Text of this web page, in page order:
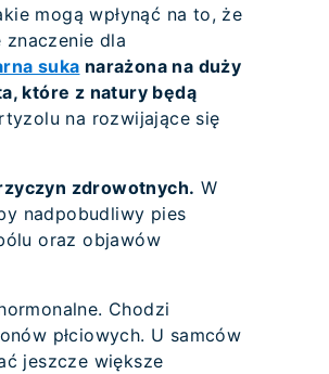
mogą wpłynąć na to, że
dla
suka narażona na duży
które z natury będą
na rozwijające się
zdrowotnych. W
nadpobudliwy pies
oraz objawów
Chodzi
płciowych. U samców
jeszcze większe